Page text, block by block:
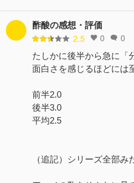
酢酸の感想・評価
2.5 0 0
たしかに後半から急に「
面白さを感じるほどには
前半2.0
後半3.0
平均2.5
（追記）シリーズ全部